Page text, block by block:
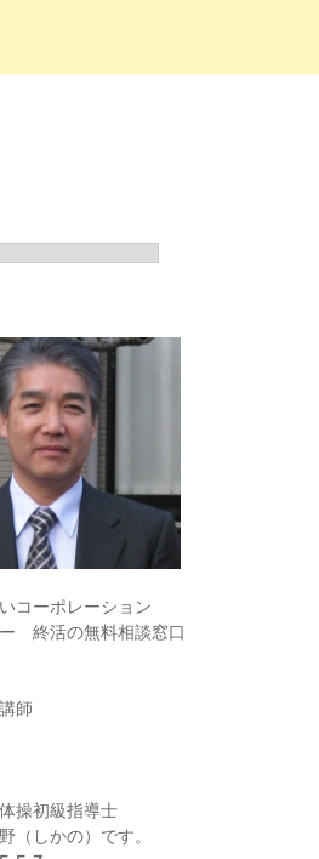
コーポレーション
終活の無料相談窓口
師
操初級指導士
（しかの）です。